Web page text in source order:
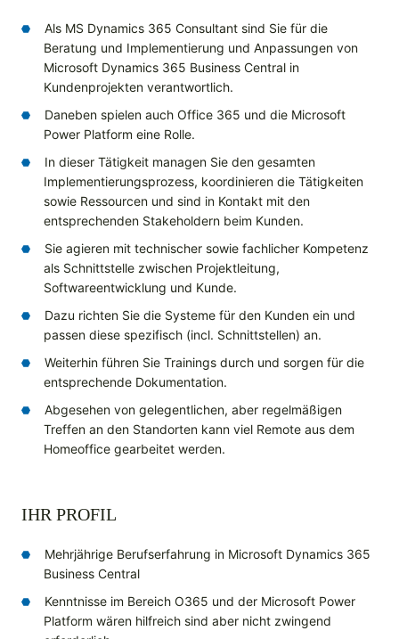
Als MS Dynamics 365 Consultant sind Sie für die
Beratung und Implementierung und Anpassungen von
Microsoft Dynamics 365 Business Central in
Kundenprojekten verantwortlich.
Daneben spielen auch Office 365 und die Microsoft
Power Platform eine Rolle.
In dieser Tätigkeit managen Sie den gesamten
Implementierungsprozess, koordinieren die Tätigkeiten
sowie Ressourcen und sind in Kontakt mit den
entsprechenden Stakeholdern beim Kunden.
Sie agieren mit technischer sowie fachlicher Kompetenz
als Schnittstelle zwischen Projektleitung,
Softwareentwicklung und Kunde.
Dazu richten Sie die Systeme für den Kunden ein und
passen diese spezifisch (incl. Schnittstellen) an.
Weiterhin führen Sie Trainings durch und sorgen für die
entsprechende Dokumentation.
Abgesehen von gelegentlichen, aber regelmäßigen
Treffen an den Standorten kann viel Remote aus dem
Homeoffice gearbeitet werden.
IHR PROFIL
Mehrjährige Berufserfahrung in Microsoft Dynamics 365
Business Central
Kenntnisse im Bereich O365 und der Microsoft Power
Platform wären hilfreich sind aber nicht zwingend